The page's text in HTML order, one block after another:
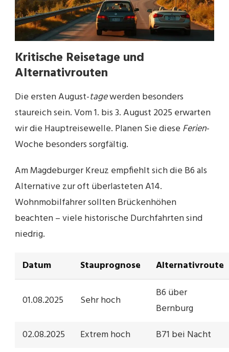
Kritische Reisetage und
Alternativrouten
Die ersten August-tagewerden besonders
staureich sein. Vom 1. bis 3. August 2025 erwarten
wir die Hauptreisewelle. Planen Sie diese Ferien-
Woche besonders sorgfältig.
Am Magdeburger Kreuz empfiehlt sich die B6 als
Alternative zur oft überlasteten A14.
Wohnmobilfahrer sollten Brückenhöhen
beachten – viele historische Durchfahrten sind
niedrig.
Datum Stauprognose Alternativroute
01.08.2025 Sehr hoch
B6 über
Bernburg
02.08.2025
Extrem hoch B71 bei Nacht